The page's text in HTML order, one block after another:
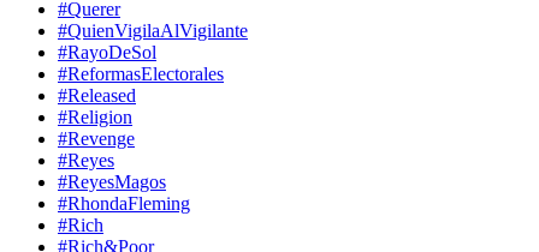
#Querer
#QuienVigilaAlVigilante
#RayoDeSol
#ReformasElectorales
#Released
#Religion
#Revenge
#Reyes
#ReyesMagos
#RhondaFleming
#Rich
#Rich&Poor